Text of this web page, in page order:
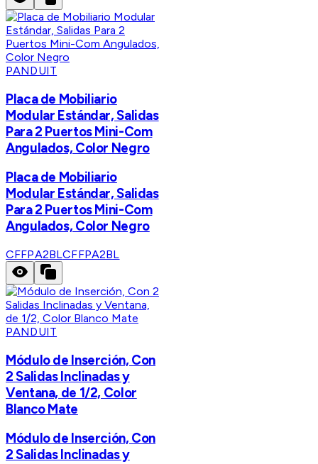
PANDUIT
Placa de Mobiliario
Modular Estándar, Salidas
Para 2 Puertos Mini-Com
Angulados, Color Negro
Placa de Mobiliario
Modular Estándar, Salidas
Para 2 Puertos Mini-Com
Angulados, Color Negro
CFFPA2BLCFFPA2BL
PANDUIT
Módulo de Inserción, Con
2 Salidas Inclinadas y
Ventana, de 1/2, Color
Blanco Mate
Módulo de Inserción, Con
2 Salidas Inclinadas y